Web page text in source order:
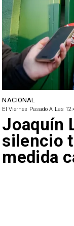
NACIONAL
El Viernes Pasado A Las
Joaquín
silencio
medida